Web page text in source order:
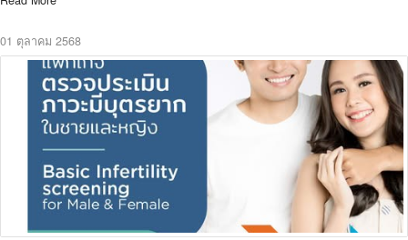
01 ตุลาคม 2568